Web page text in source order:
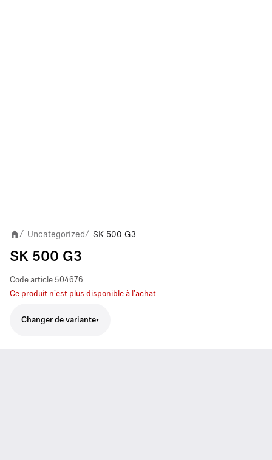
/ Uncategorized / SK 500 G3
SK 500 G3
Code article 504676
Ce produit n'est plus disponible à l'achat
Changer de variante